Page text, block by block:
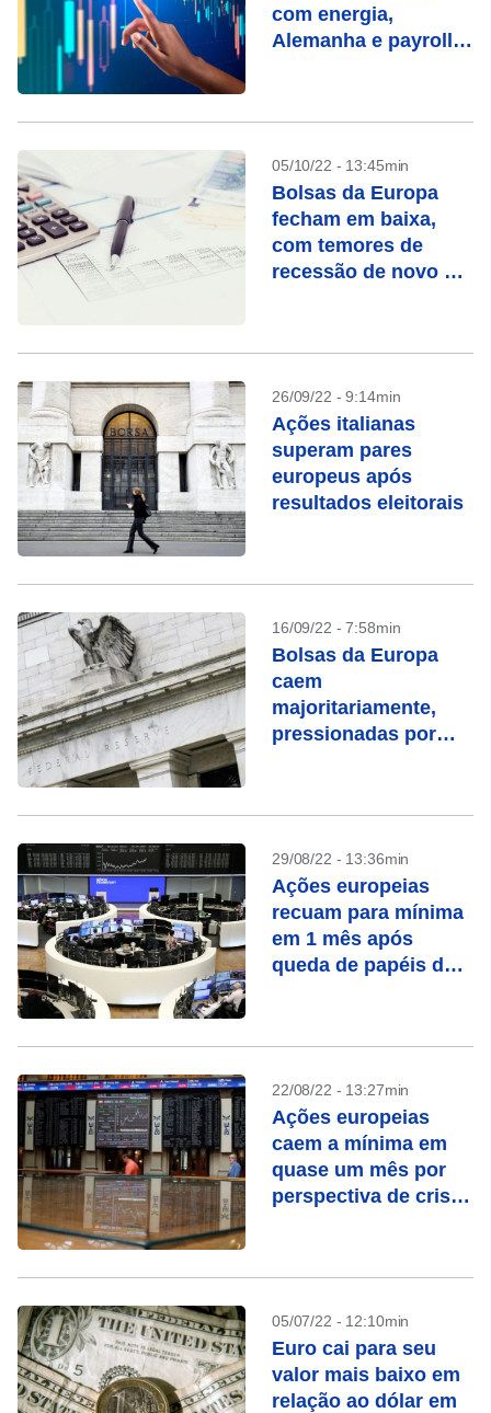
com energia,
Alemanha e payroll
05/10/22 - 13:45min
Bolsas da Europa
fecham em baixa,
com temores de
recessão de novo em
26/09/22 - 9:14min
Ações italianas
superam pares
europeus após
resultados eleitorais
16/09/22 - 7:58min
Bolsas da Europa
caem
majoritariamente,
pressionadas por
29/08/22 - 13:36min
Ações europeias
recuam para mínima
em 1 mês após
queda de papéis de
22/08/22 - 13:27min
Ações europeias
caem a mínima em
quase um mês por
perspectiva de crise
05/07/22 - 12:10min
Euro cai para seu
valor mais baixo em
relação ao dólar em